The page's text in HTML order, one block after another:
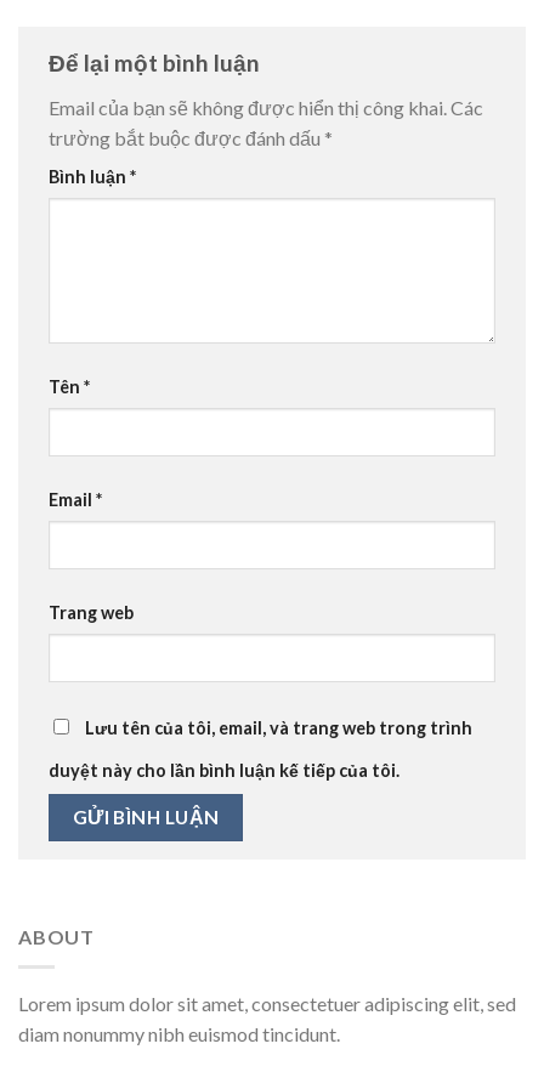
Để lại một bình luận
Email của bạn sẽ không được hiển thị công khai.Các
trường bắt buộc được đánh dấu *
Bình luận *
Tên *
Email *
Trang web
Lưu tên của tôi, email, và trang web trong trình
duyệt này cho lần bình luận kế tiếp của tôi.
ABOUT
Lorem ipsum dolor sit amet, consectetuer adipiscing elit, sed
diam nonummy nibh euismod tincidunt.